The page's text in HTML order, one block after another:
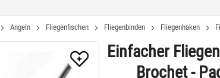
Angeln Fliegenfischen Fliegenbinden Fliegenhaken
Einfacher
Brochet -